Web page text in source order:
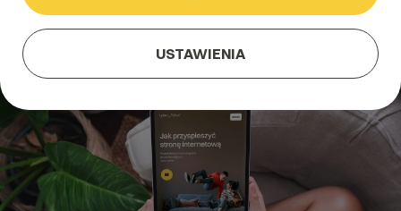
USTAWIENIA